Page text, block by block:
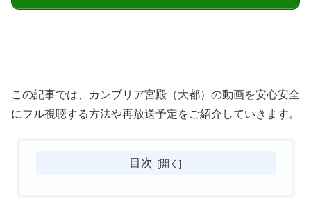
この記事では、カンブリア宮殿（大都）の動画を安心安全
にフル視聴する方法や再放送予定をご紹介していきます。
目次